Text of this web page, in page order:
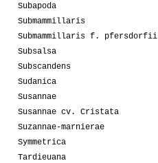
Subapoda
Submammillaris
Submammillaris f. pfersdorfii
Subsalsa
Subscandens
Sudanica
Susannae
Susannae cv. Cristata
Suzannae-marnierae
Symmetrica
Tardieuana